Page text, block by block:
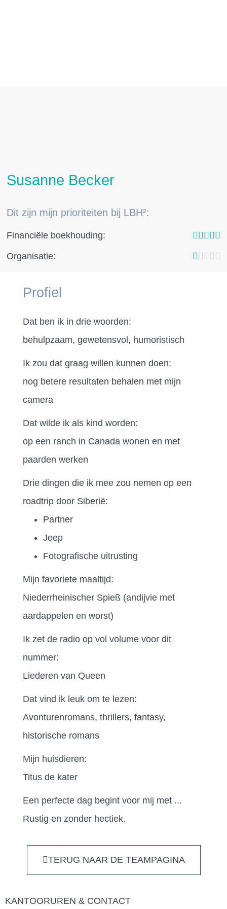
Susanne Becker
Dit zijn mijn prioriteiten bij LBH²:
Financiële boekhouding:     
Organisatie:     
Profiel
Dat ben ik in drie woorden:
behulpzaam, gewetensvol, humoristisch
Ik zou dat graag willen kunnen doen:
nog betere resultaten behalen met mijn
camera
Dat wilde ik als kind worden:
op een ranch in Canada wonen en met
paarden werken
Drie dingen die ik mee zou nemen op een
roadtrip door Siberië:
Partner
Jeep
Fotografische uitrusting
Mijn favoriete maaltijd:
Niederrheinischer Spieß (andijvie met
aardappelen en worst)
Ik zet de radio op vol volume voor dit
nummer:
Liederen van Queen
Dat vind ik leuk om te lezen:
Avonturenromans, thrillers, fantasy,
historische romans
Mijn huisdieren:
Titus de kater
Een perfecte dag begint voor mij met ...
Rustig en zonder hectiek.
TERUG NAAR DE TEAMPAGINA
KANTOORUREN & CONTACT